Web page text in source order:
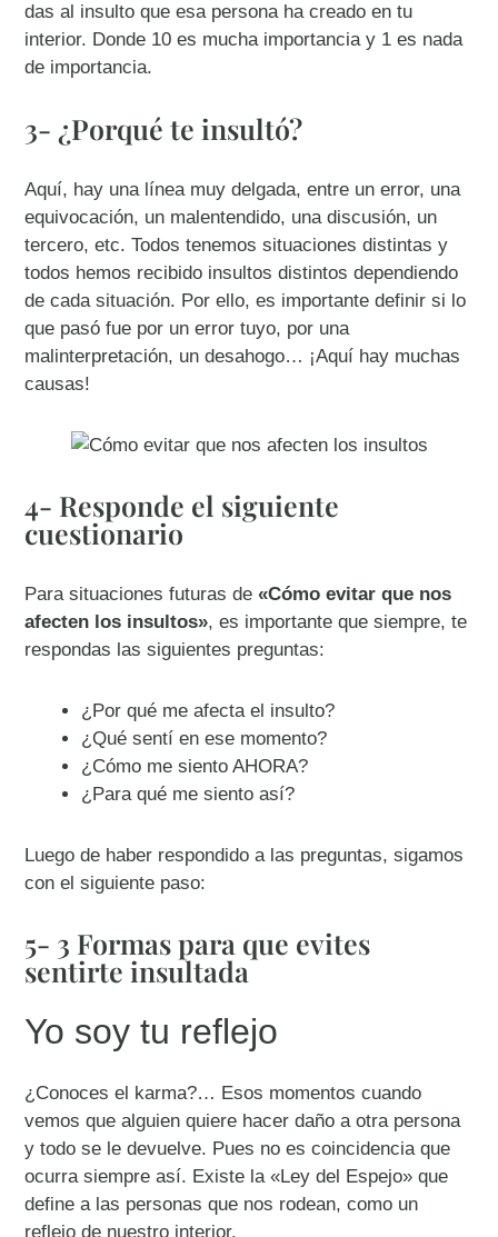
das al insulto que esa persona ha creado en tu
interior. Donde 10 es mucha importancia y 1 es nada
de importancia.
3- ¿Porqué te insultó?
Aquí, hay una línea muy delgada, entre un error, una
equivocación, un malentendido, una discusión, un
tercero, etc. Todos tenemos situaciones distintas y
todos hemos recibido insultos distintos dependiendo
de cada situación. Por ello, es importante definir si lo
que pasó fue por un error tuyo, por una
malinterpretación, un desahogo… ¡Aquí hay muchas
causas!
4- Responde el siguiente
cuestionario
Para situaciones futuras de«Cómo evitar que nos
afecten los insultos», es importante que siempre, te
respondas las siguientes preguntas:
¿Por qué me afecta el insulto?
¿Qué sentí en ese momento?
¿Cómo me siento AHORA?
¿Para qué me siento así?
Luego de haber respondido a las preguntas, sigamos
con el siguiente paso:
5- 3 Formas para que evites
sentirte insultada
Yo soy tu reflejo
¿Conoces el karma?… Esos momentos cuando
vemos que alguien quiere hacer daño a otra persona
y todo se le devuelve. Pues no es coincidencia que
ocurra siempre así. Existe la «Ley del Espejo» que
define a las personas que nos rodean, como un
reflejo de nuestro interior.